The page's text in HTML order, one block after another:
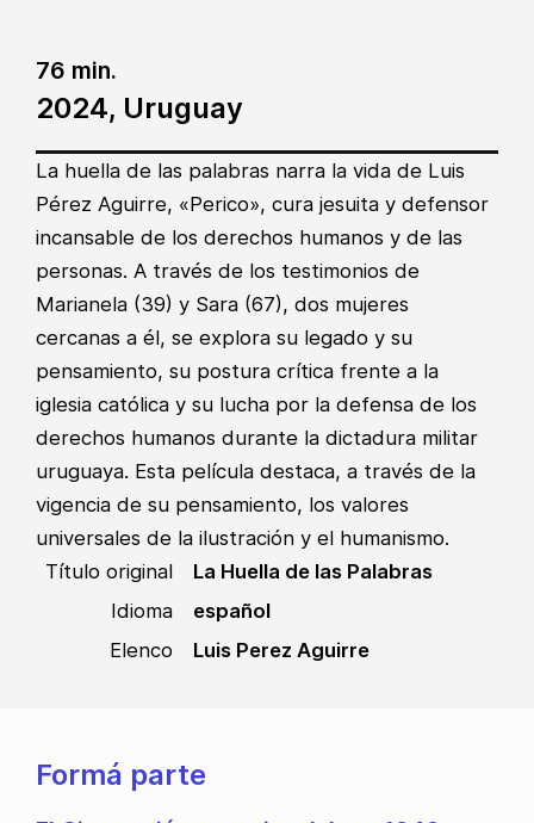
2024, Uruguay
76 min.
La huella de las palabras narra la vida de Luis
Pérez Aguirre, «Perico», cura jesuita y defensor
incansable de los derechos humanos y de las
personas. A través de los testimonios de
Marianela (39) y Sara (67), dos mujeres
cercanas a él, se explora su legado y su
pensamiento, su postura crítica frente a la
iglesia católica y su lucha por la defensa de los
derechos humanos durante la dictadura militar
uruguaya. Esta película destaca, a través de la
vigencia de su pensamiento, los valores
universales de la ilustración y el humanismo.
Título original
La Huella de las Palabras
Idioma
español
Elenco
Luis Perez Aguirre
Formá parte